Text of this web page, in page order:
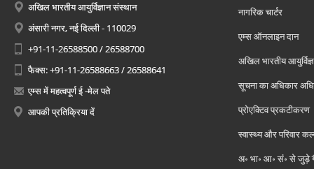
अखिल भारतीय आयुर्विज्ञान संस्थान
अंसारी नगर, नई दिल्ली - 110029
+91-11-26588500 / 26588700
फैक्स: +91-11-26588663 / 26588641
एम्स में महत्वपूर्ण ई -मेल पते
आपकी प्रतिक्रिया दें
नागरिक चार्टर
एम्स ऑनलाइन दान
अखिल भारतीय
सूचना का अधिकार
प्रोएक्टिव प्रकटीकरण
स्वास्थ्य और परिवार
अ॰ भा॰ आ॰ सं॰ से जुड़े